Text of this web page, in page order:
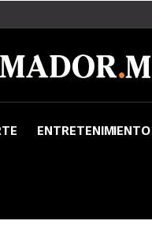
ENTRETENIMIENTO